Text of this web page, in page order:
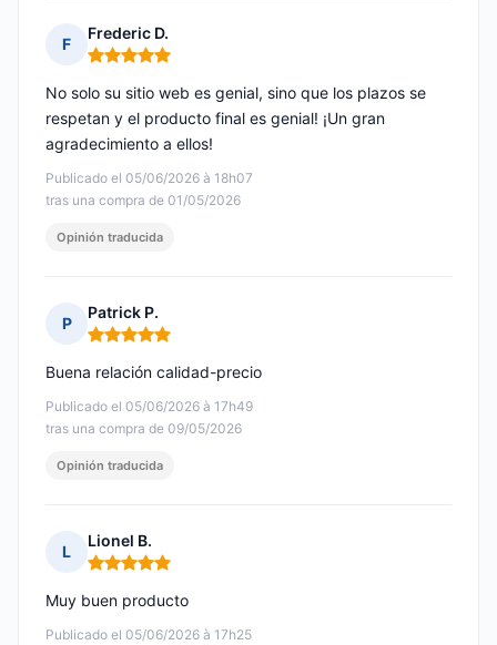
F
Frederic D.
Nota: 5 de 5
Publicado el 05/06/2026 à 18h07
tras una compra de 01/05/2026
No solo su sitio web es genial, sino que los plazos se
respetan y el producto final es genial! ¡Un gran
agradecimiento a ellos!
Opinión traducida
P
Patrick P.
Nota: 5 de 5
Publicado el 05/06/2026 à 17h49
tras una compra de 09/05/2026
Buena relación calidad-precio
Opinión traducida
L
Lionel B.
Nota: 5 de 5
Publicado el 05/06/2026 à 17h25
Muy buen producto